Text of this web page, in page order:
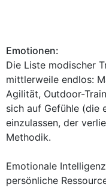
Emotionen:
Die Liste modischer
mittlerweile endlos:
Agilität, Outdoor-
sich auf Gefühle (die
einzulassen, der
Methodik.
Emotionale
persönliche